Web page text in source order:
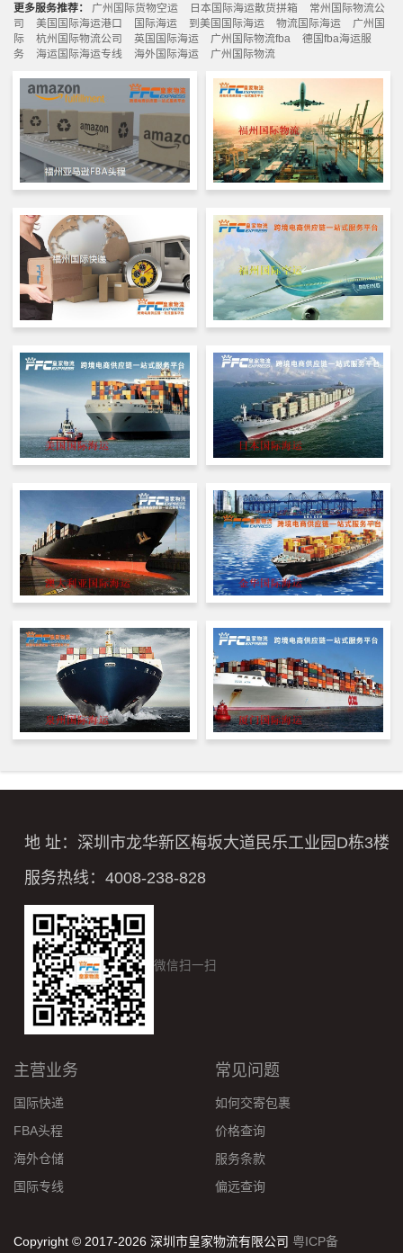
更多服务推荐： 广州国际货物空运 日本国际海运散货拼箱
常州国际物流公
司
美国国际海运港口 国际海运 到美国国际海运 物流国际海运
广州国
际
杭州国际物流公司 英国国际海运 广州国际物流fba
德国fba海运服
务
海运国际海运专线 海外国际海运 广州国际物流
地 址：深圳市龙华新区梅坂大道民乐工业园D栋3楼
服务热线：4008-238-828
微信扫一扫
主营业务
国际快递
FBA头程
海外仓储
国际专线
常见问题
如何交寄包裹
价格查询
服务条款
偏远查询
Copyright © 2017-2026 深圳市皇家物流有限公司 粤ICP备